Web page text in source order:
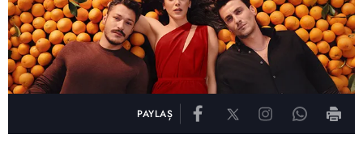
PAYLAŞ